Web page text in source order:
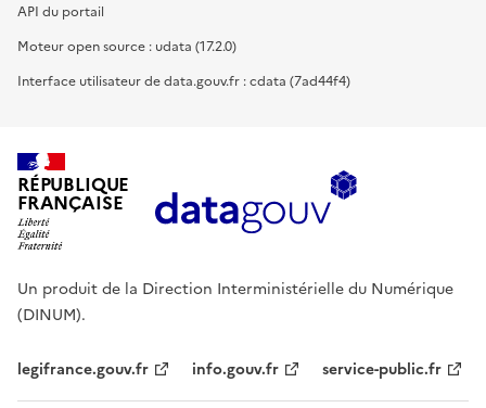
API du portail
Moteur open source : udata (17.2.0)
Interface utilisateur de data.gouv.fr : cdata (7ad44f4)
RÉPUBLIQUE
FRANÇAISE
Un produit de la Direction Interministérielle du Numérique
(DINUM).
legifrance.gouv.fr info.gouv.fr service-public.fr